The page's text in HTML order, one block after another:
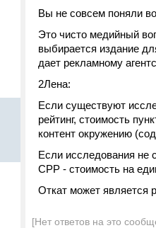
Вы не совсем поняли
Это чисто медийный
выбирается издание
дает рекламному
2Лена:
Если существуют
рейтинг, стоимость
контент окружению
Если исследования не
СРР - стоимость на
Откат может
[Нет ответов на это